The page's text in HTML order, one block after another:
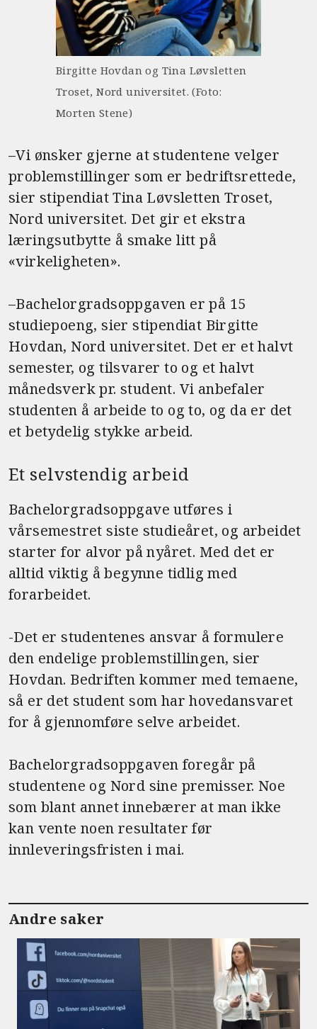
Birgitte Hovdan og Tina Løvsletten
Troset, Nord universitet. (Foto:
Morten Stene)
–Vi ønsker gjerne at studentene velger
problemstillinger som er bedriftsrettede,
sier stipendiat Tina Løvsletten Troset,
Nord universitet. Det gir et ekstra
læringsutbytte å smake litt på
«virkeligheten».
–Bachelorgradsoppgaven er på 15
studiepoeng, sier stipendiat Birgitte
Hovdan, Nord universitet. Det er et halvt
semester, og tilsvarer to og et halvt
månedsverk pr. student. Vi anbefaler
studenten å arbeide to og to, og da er det
et betydelig stykke arbeid.
Et selvstendig arbeid
Bachelorgradsoppgave utføres i
vårsemestret siste studieåret, og arbeidet
starter for alvor på nyåret. Med det er
alltid viktig å begynne tidlig med
forarbeidet.
-Det er studentenes ansvar å formulere
den endelige problemstillingen, sier
Hovdan. Bedriften kommer med temaene,
så er det student som har hovedansvaret
for å gjennomføre selve arbeidet.
Bachelorgradsoppgaven foregår på
studentene og Nord sine premisser. Noe
som blant annet innebærer at man ikke
kan vente noen resultater før
innleveringsfristen i mai.
Andre saker